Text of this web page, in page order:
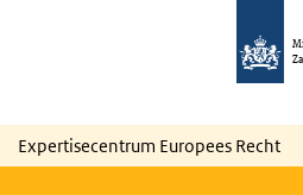
Expertisecentrum Europees Recht